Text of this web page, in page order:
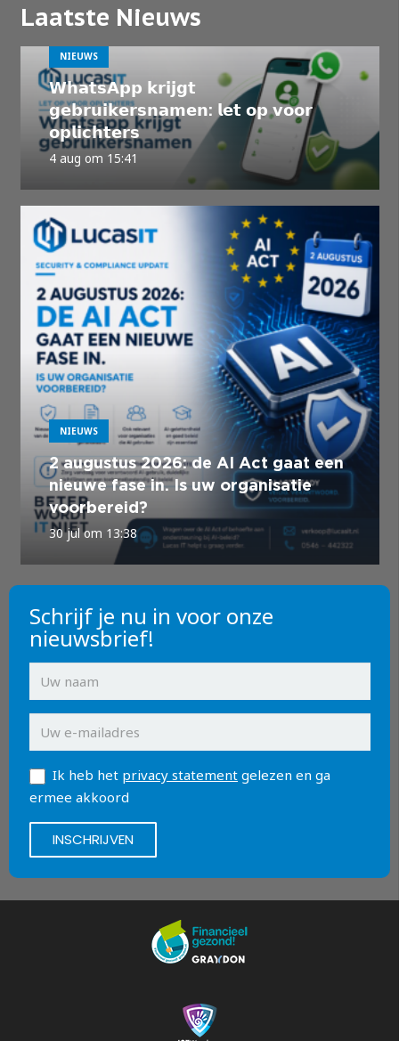
Laatste Nieuws
NIEUWS
𝗪𝗵𝗮𝘁𝘀𝗔𝗽𝗽 𝗸𝗿𝗶𝗷𝗴𝘁
𝗴𝗲𝗯𝗿𝘂𝗶𝗸𝗲𝗿𝘀𝗻𝗮𝗺𝗲𝗻: 𝗹𝗲𝘁 𝗼𝗽 𝘃𝗼𝗼𝗿
𝗼𝗽𝗹𝗶𝗰𝗵𝘁𝗲𝗿𝘀
4 aug om 15:41
NIEUWS
2 augustus 2026: de AI Act gaat een
nieuwe fase in. Is uw organisatie
voorbereid?
30 jul om 13:38
Schrijf je nu in voor onze
nieuwsbrief!
Ik heb het privacy statement gelezen en ga
ermee akkoord